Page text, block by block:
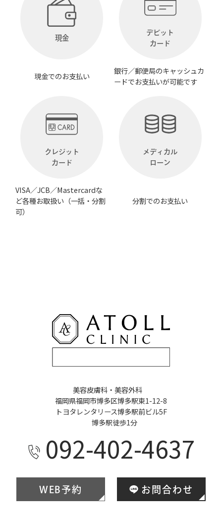
現金
現金でのお支払い
デビット
カード
銀行／郵便局のキャッシュカ
ードでお支払いが可能です
クレジット
カード
VISA／JCB／Mastercardな
ど各種お取扱い（一括・分割
可）
メディカル
ローン
分割でのお支払い
美容皮膚科・美容外科
福岡県福岡市博多区博多駅東1-12-8
トヨタレンタリース博多駅前ビル5F
博多駅徒歩1分
092-402-4637
WEB予約 お問合わせ